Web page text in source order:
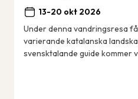
13-20 okt 2026
Under denna vandringsresa
varierande katalanska
svensktalande guide kommer